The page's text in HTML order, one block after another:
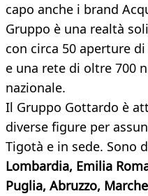
capo anche i brand
Gruppo è una realtà
con circa 50 aperture
e una rete di oltre 700
nazionale.
Il Gruppo Gottardo è
diverse figure per
Tigotà e in sede. Sono
Lombardia, Emilia
Puglia, Abruzzo,